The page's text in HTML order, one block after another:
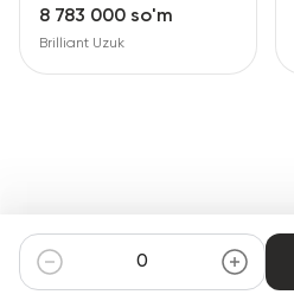
8 783 000 so'm
Brilliant Uzuk